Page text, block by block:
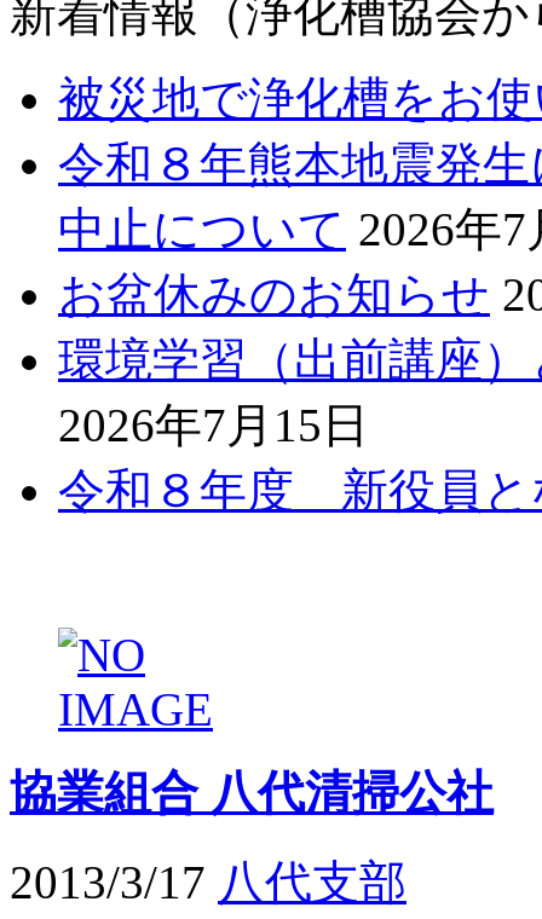
新着情報（浄化槽協会
被災地で浄化槽をお
令和８年熊本地震発
中止について 2026年7
お盆休みのお知らせ
環境学習（出前講座
2026年7月15日
令和８年度 新役員と
協業組合 八代清掃公社
2013/3/17 八代支部